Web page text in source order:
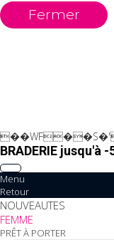
Fermer
BRADERIE
Menu
Retour
NOUVEAUTES
FEMME
PRÊT À PORTER